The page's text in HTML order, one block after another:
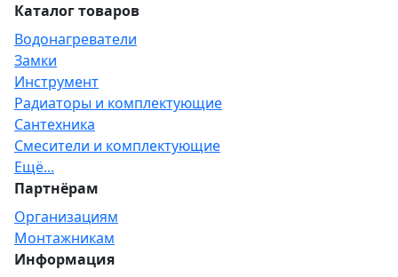
Каталог товаров
Водонагреватели
Замки
Инструмент
Радиаторы и комплектующие
Сантехника
Смесители и комплектующие
Ещё...
Партнёрам
Организациям
Монтажникам
Информация